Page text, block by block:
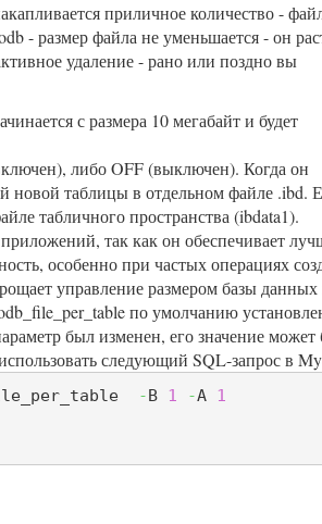
приличное количество -
- размер файла не уменьшается - он
удаление - рано или поздно вы
с размера 10 мегабайт и будет
либо OFF (выключен). Когда он
новой таблицы в отдельном файле .ibd.
табличного пространства (ibdata1).
так как он обеспечивает
особенно при частых операциях
управление размером базы данных
по умолчанию
был изменен, его значение может
следующий SQL-запрос в
-B 1 -A 1